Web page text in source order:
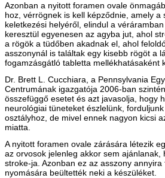
Azonban a nyitott foramen ovale
hoz, vérrögnek is kell képződnie, amely a
keletkezési helyéről, elindul a
keresztül egyenesen az agyba jut, ahol
a rögök a tüdőben akadnak el, ahol
asszonynál is találtak egy kisebb rögöt a
fogamzásgátló tabletta mellékhatásaként
Dr. Brett L. Cucchiara, a Pennsylvania
Centrumának igazgatója 2006-ban
összefüggő esetet és azt javasolja, hogy
neurológiai tüneteket észlelünk,
osztályhoz, de mivel ennek nagyon kicsi
miatta.
A nyitott foramen ovale zárására létezik
az orvosok jelenleg akkor sem ajánlanak,
stroke-ja. Azonban ez az asszony
nyomására beültették neki a készüléket.